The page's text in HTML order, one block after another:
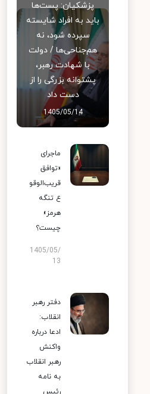
پزشکیان: پست‌ها
باید به افراد شایسته
سپرده شود، نه
هم‌جناحی‌ها / دولت
با شهادت رهبر،
پشتوانه بزرگی را از
دست داد
1405/05/14
ماجرای
«توافق
قریب‌الوقو
ع تنگه
هرمز»
چیست؟
1405/05/
13
دفتر رهبر
انقلاب:
ادعا درباره
واکنش
رهبر انقلاب
به نامه
رئیس